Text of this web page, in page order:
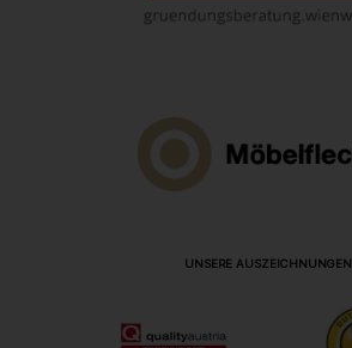
UNSERE AUSZEICHNUNGEN